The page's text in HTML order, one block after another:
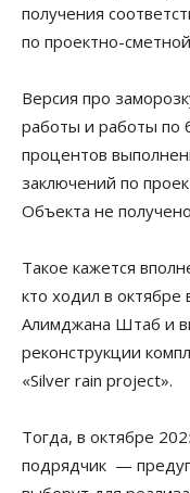
получения
по проектно-
Версия про
работы и работы по
процентов
заключений по
Объекта не
Такое кажется
кто ходил в
Алимджана Штаб и
реконструкции
«Silver rain project».
Тогда, в октябре
подрядчик —